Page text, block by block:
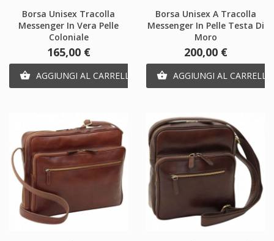
Borsa Unisex Tracolla
Messenger In Vera Pelle
Coloniale
Prezzo
165,00 €
 AGGIUNGI AL CARRELLO
Borsa Unisex A Tracolla
Messenger In Pelle Testa Di
Moro
Prezzo
200,00 €
 AGGIUNGI AL CARRELLO